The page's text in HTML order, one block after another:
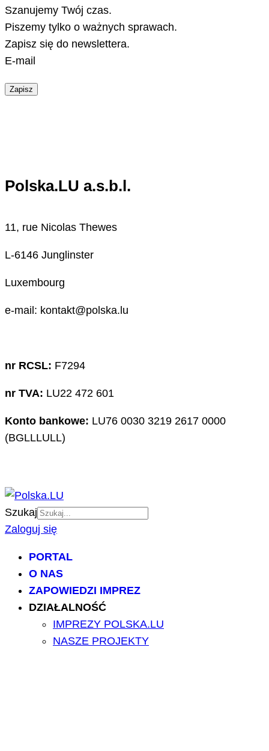
Szanujemy Twój czas.
Piszemy tylko o ważnych sprawach.
Zapisz się do newslettera.
E-mail
Zapisz
Polska.LU a.s.b.l.
11, rue Nicolas Thewes
L-6146 Junglinster
Luxembourg
e-mail: kontakt@polska.lu
nr RCSL: F7294
nr TVA: LU22 472 601
Konto bankowe: LU76 0030 3219 2617 0000
(BGLLLULL)
Szukaj
Zaloguj się
PORTAL
O NAS
ZAPOWIEDZI IMPREZ
DZIAŁALNOŚĆ
IMPREZY POLSKA.LU
NASZE PROJEKTY